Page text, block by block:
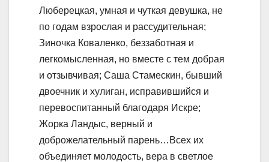
Люберецкая, умная и чуткая девушка, не
по годам взрослая и рассудительная;
Зиночка Коваленко, беззаботная и
легкомысленная, но вместе с тем добрая
и отзывчивая; Саша Стамескин, бывший
двоечник и хулиган, исправившийся и
перевоспитанный благодаря Искре;
Жорка Ландыс, верный и
доброжелательный парень…Всех их
объединяет молодость, вера в светлое